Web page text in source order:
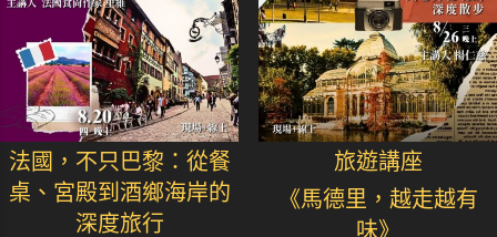
法國，不只巴黎：從餐
桌、宮殿到酒鄉海岸的
深度旅行
旅遊講座
《馬德里，越走越有
味》